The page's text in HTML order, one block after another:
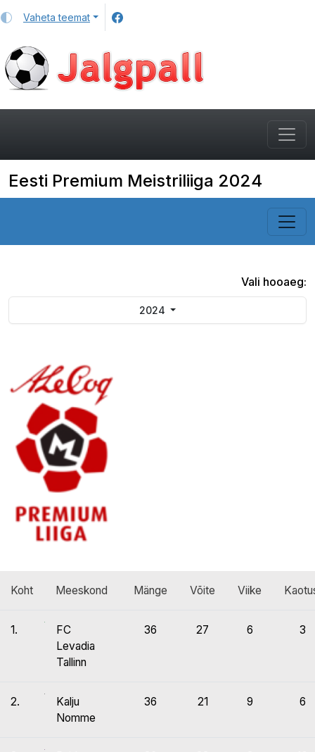
Vaheta teemat
Eesti Premium Meistriliiga 2024
Vali hooaeg:
2024
Koht Meeskond Mänge Võite Viike
1.
FC
Levadia
Tallinn
36 27 6 3
2.
Kalju
Nomme
36 21 9 6